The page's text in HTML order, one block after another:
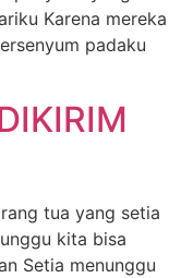
Karena mereka
padaku
tua yang setia
kita bisa
Setia menunggu